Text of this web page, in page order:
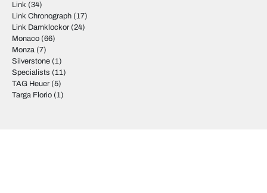
Link (34)
Link Chronograph (17)
Link Damklockor (24)
Monaco (66)
Monza (7)
Silverstone (1)
Specialists (11)
TAG Heuer (5)
Targa Florio (1)